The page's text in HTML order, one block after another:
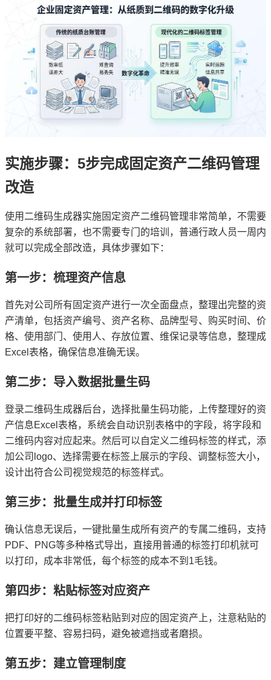
实施步骤：5步完成固定资产二维码管理
改造
使用二维码生成器实施固定资产二维码管理非常简单，不需要
复杂的系统部署，也不需要专门的培训，普通行政人员一周内
就可以完成全部改造，具体步骤如下：
第一步：梳理资产信息
首先对公司所有固定资产进行一次全面盘点，整理出完整的资
产清单，包括资产编号、资产名称、品牌型号、购买时间、价
格、使用部门、使用人、存放位置、维保记录等信息，整理成
Excel表格，确保信息准确无误。
第二步：导入数据批量生码
登录二维码生成器后台，选择批量生码功能，上传整理好的资
产信息Excel表格，系统会自动识别表格中的字段，将字段和
二维码内容对应起来。然后可以自定义二维码标签的样式，添
加公司logo、选择需要在标签上展示的字段、调整标签大小，
设计出符合公司视觉规范的标签样式。
第三步：批量生成并打印标签
确认信息无误后，一键批量生成所有资产的专属二维码，支持
PDF、PNG等多种格式导出，直接用普通的标签打印机就可
以打印，成本非常低，每个标签的成本不到1毛钱。
第四步：粘贴标签对应资产
把打印好的二维码标签粘贴到对应的固定资产上，注意粘贴的
位置要平整、容易扫码，避免被遮挡或者磨损。
第五步：建立管理制度